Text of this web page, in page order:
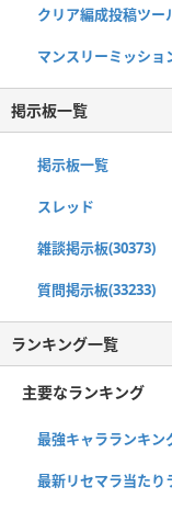
クリア編成投稿ツー
マンスリーミッショ
掲示板一覧
掲示板一覧
スレッド
雑談掲示板(30373)
質問掲示板(33233)
ランキング一覧
主要なランキング
最強キャラランキン
最新リセマラ当たり